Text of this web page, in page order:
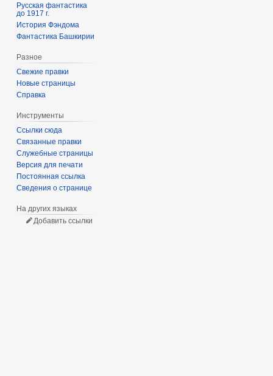
Русская фантастика
до 1917 г.
История Фэндома
Фантастика Башкирии
Разное
Свежие правки
Новые страницы
Справка
Инструменты
Ссылки сюда
Связанные правки
Служебные страницы
Версия для печати
Постоянная ссылка
Сведения о странице
На других языках
Добавить ссылки